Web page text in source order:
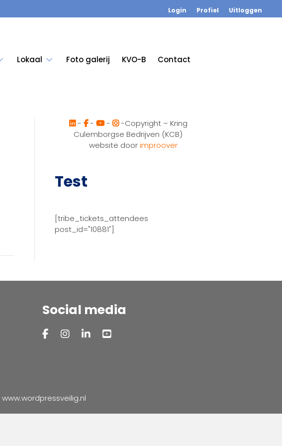
Login Profiel Uitloggen
Lokaal Foto galerij KVO-B Contact
- - -
-Copyright – Kring
Culemborgse Bedrijven (KCB)
website doorimproover
Test
[tribe_tickets_attendees
post_id="10881"]
Social media
www.wordpressveilig.nl